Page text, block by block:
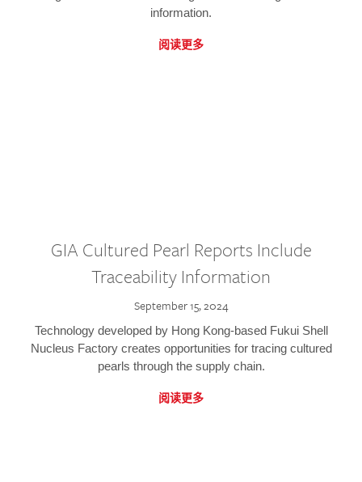
information.
阅读更多
GIA Cultured Pearl Reports Include
Traceability Information
September 15, 2024
Technology developed by Hong Kong-based Fukui Shell
Nucleus Factory creates opportunities for tracing cultured
pearls through the supply chain.
阅读更多